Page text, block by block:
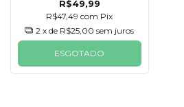
R$49,99
R$47,49com Pix
2 x de R$25,00 sem juros
ESGOTADO